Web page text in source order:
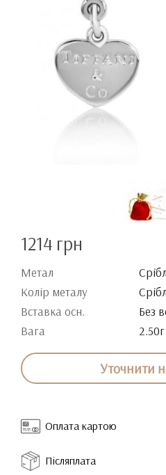
1214 грн
Метал
Колір металу
Вставка осн.
Без
Вага
2.50г
Уточнити
Оплата картою
Післяплата